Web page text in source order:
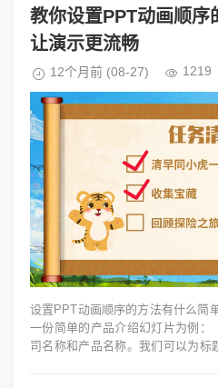
教你设置PPT动画顺序
让演示更流畅
12个月前 (08-27) 1219
设置PPT动画顺序的方法有什么简
一份简单的产品介绍幻灯片为例
司名称和产品名称。我们可以为标